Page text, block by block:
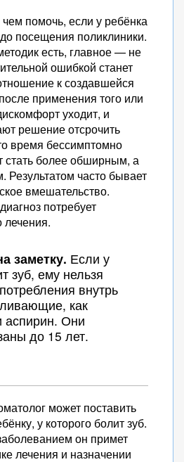
помочь, если у ребёнка
посещения поликлиники.
есть, главное — не
ошибкой станет
к создавшейся
применения того или
уходит, и
решение отсрочить
время бессимптомно
стать более обширным, а
часто бывает
вмешательство.
потребует
лечения.
заметку. Если у
зуб, ему нельзя
внутрь
как
аспирин. Они
до 15 лет.
может поставить
у которого болит зуб.
он примет
лечения и назначении